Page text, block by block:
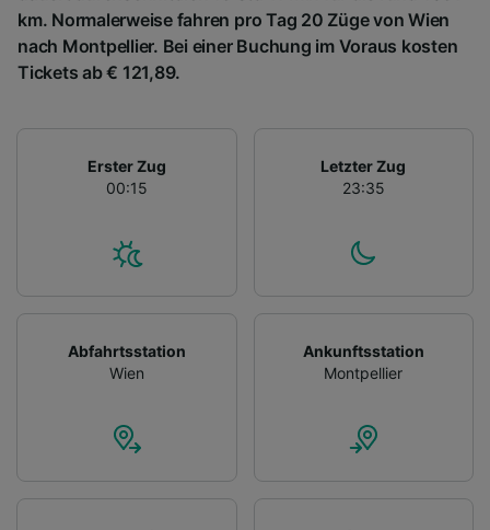
km. Normalerweise fahren pro Tag 20 Züge von Wien
nach Montpellier. Bei einer Buchung im Voraus kosten
Tickets ab € 121,89.
Erster Zug
00:15
Letzter Zug
23:35
Abfahrtsstation
Wien
Ankunftsstation
Montpellier